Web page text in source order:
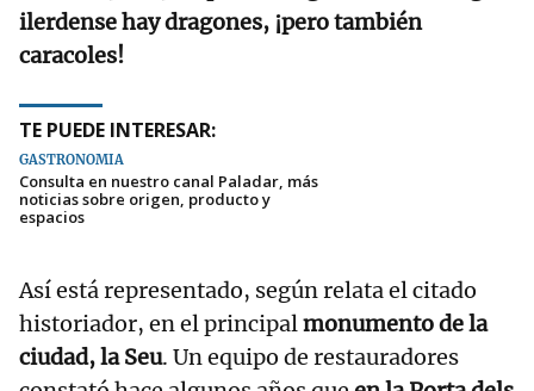
ilerdensehay dragones, ¡pero también
caracoles!
TE PUEDE INTERESAR:
GASTRONOMÍA
Consulta en nuestro canal Paladar, más
noticias sobre origen, producto y
espacios
Así está representado, según relata el citado
historiador, en el principalmonumento de la
ciudad, la Seu. Un equipo de restauradores